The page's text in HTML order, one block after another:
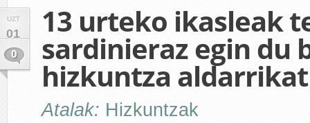
UZT
01
0
13 urteko ikasleak
sardinieraz egin du
hizkuntza
Atalak: Hizkuntzak